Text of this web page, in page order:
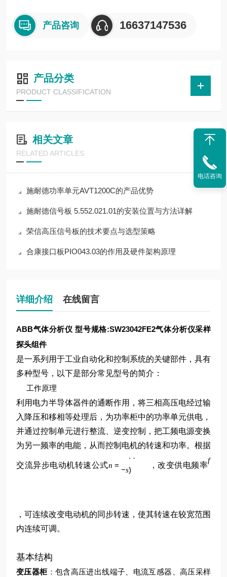
产品咨询 16637147536
产品分类
PRODUCT CLASSIFICATION
相关文章
RELATED ARTICLES
施耐德功率单元AVT1200C的产品优势
施耐德信号板 5.552.021.01的安装位置与方法详解
荣信高压信号板的技术要点与选型策略
合康接口板PIO043.03的作用及硬件架构原理
详细介绍 在线留言
ABB气体分析仪 型号规格:SW23042FE2气体分析仪采样
探头组件
是一系列用于工业自动化和控制系统的关键部件，具有
多种型号，以下是部分常见型号的简介：
工作原理
利用电力半导体器件的通断作用，将三相高压电经过输
入降压和移相等处理后，为功率柜中的功率单元供电，
并通过控制单元进行整流、逆变控制，把工频电源变换
为另一频率的电能，从而控制电机的转速和功率。根据
交流异步电动机转速公式n =
p
−s)
，改变供电频率
f
，可连续改变电动机的同步转速，使其转速在较宽范围
内连续可调。
基本结构
变压器柜：包含高压进出线端子、电流互感器、高压采样
电话咨询